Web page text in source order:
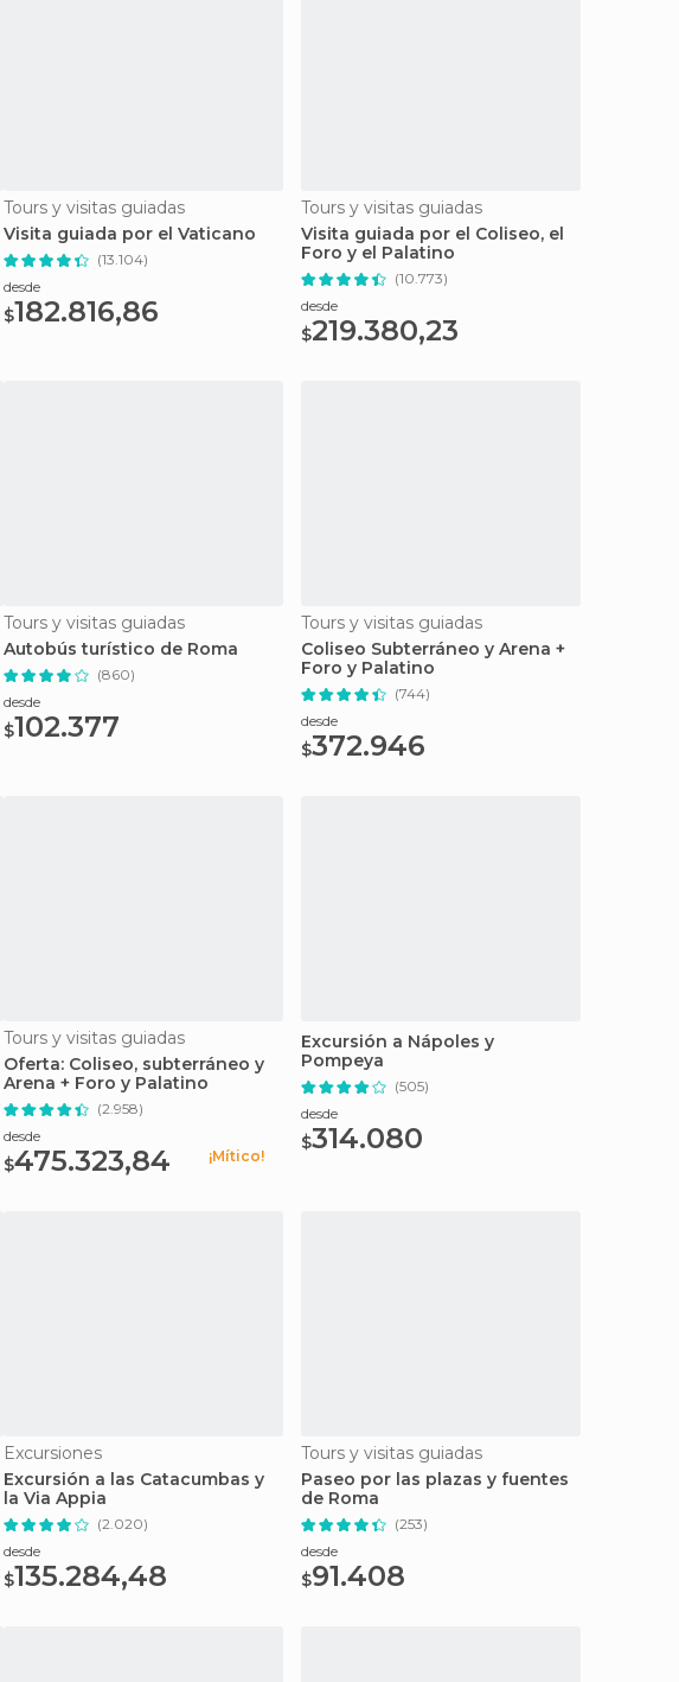
Tours y visitas guiadas
Visita guiada por el Vaticano
(13.104)
desde
$182.816,86
Tours y visitas guiadas
Visita guiada por el Coliseo, el
Foro y el Palatino
(10.773)
desde
$219.380,23
Tours y visitas guiadas
Autobús turístico de Roma
(860)
desde
$102.377
Tours y visitas guiadas
Coliseo Subterráneo y Arena +
Foro y Palatino
(744)
desde
$372.946
Tours y visitas guiadas
Oferta: Coliseo, subterráneo y
Arena + Foro y Palatino
(2.958)
desde
$475.323,84 ¡Mítico!
Excursión a Nápoles y
Pompeya
(505)
desde
$314.080
Excursiones
Excursión a las Catacumbas y
la Via Appia
(2.020)
desde
$135.284,48
Tours y visitas guiadas
Paseo por las plazas y fuentes
de Roma
(253)
desde
$91.408